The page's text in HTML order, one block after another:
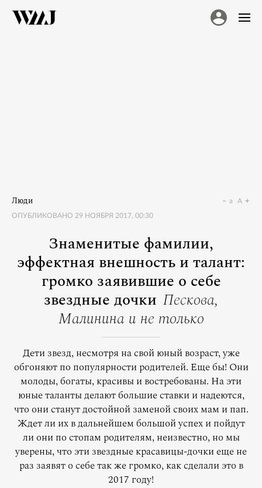
Люди
ОПУБЛИКОВАНО 29 НОЯБРЯ 2017, 00:30
a A
Знаменитые фамилии,
эффектная внешность и талант:
громко заявившие о себе
звездные дочки Пескова,
Малинина и не только
Дети звезд, несмотря на свой юный возраст, уже
обгоняют по популярности родителей. Еще бы! Они
молоды, богаты, красивы и востребованы. На эти
юные таланты делают большие ставки и надеются,
что они станут достойной заменой своих мам и пап.
Ждет ли их в дальнейшем большой успех и пойдут
ли они по стопам родителям, неизвестно, но мы
уверены, что эти звездные красавицы-дочки еще не
раз заявят о себе так же громко, как сделали это в
2017 году!